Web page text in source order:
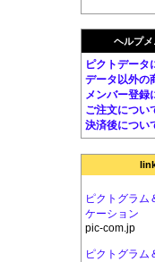
ヘルプ
ピクトデータ
データ以外の
メンバー登録
ご注文につい
決済後につい
ピクトグラム
ケーション
pic-com.jp
ピクトグラム